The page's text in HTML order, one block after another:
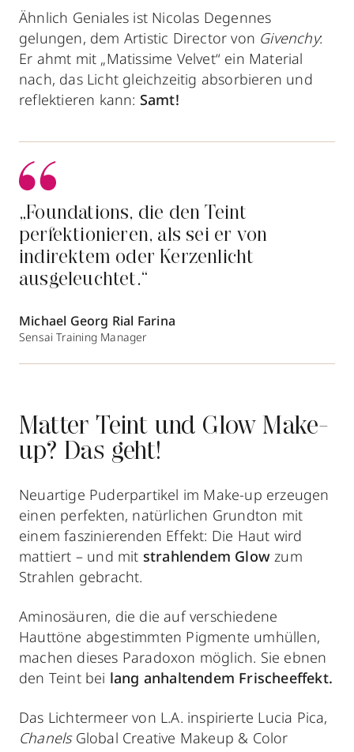
Ähnlich Geniales ist Nicolas Degennes
gelungen, dem Artistic Director von Givenchy:
Er ahmt mit „Matissime Velvet“ ein Material
nach, das Licht gleichzeitig absorbieren und
reflektieren kann: Samt!
„Foundations, die den Teint
perfektionieren, als sei er von
indirektem oder Kerzenlicht
ausgeleuchtet.“
Michael Georg Rial Farina
Sensai Training Manager
Matter Teint und Glow Make-
up? Das geht!
Neuartige Puderpartikel im Make-up erzeugen
einen perfekten, natürlichen Grundton mit
einem faszinierenden Effekt: Die Haut wird
mattiert – und mit strahlendem Glow zum
Strahlen gebracht.
Aminosäuren, die die auf verschiedene
Hauttöne abgestimmten Pigmente umhüllen,
machen dieses Paradoxon möglich. Sie ebnen
den Teint bei lang anhaltendem Frischeeffekt.
Das Lichtermeer von L.A. inspirierte Lucia Pica,
ChanelsGlobal Creative Makeup & Color